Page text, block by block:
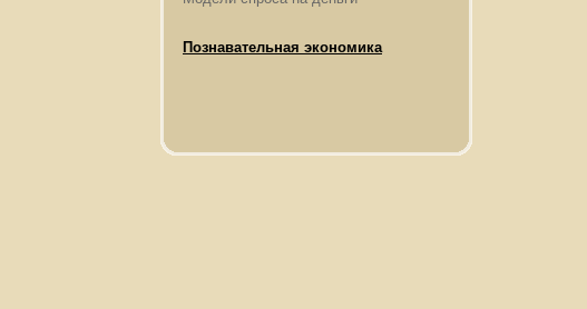
Познавательная экономика